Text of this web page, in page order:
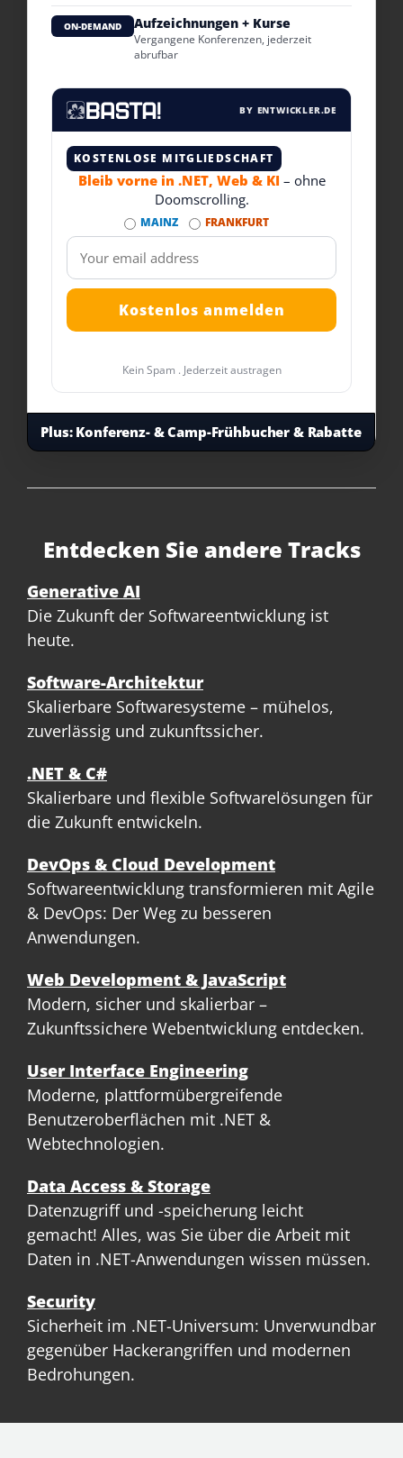
ON-DEMAND Aufzeichnungen + Kurse
Vergangene Konferenzen, jederzeit
abrufbar
BY ENTWICKLER.DE
KOSTENLOSE MITGLIEDSCHAFT
Bleib vorne in .NET, Web & KI – ohne
Doomscrolling.
MAINZ FRANKFURT
Kein Spam . Jederzeit austragen
Plus:Konferenz- & Camp-Frühbucher & Rabatte
Entdecken Sie andere Tracks
Generative AI
Die Zukunft der Softwareentwicklung ist
heute.
Software-Architektur
Skalierbare Softwaresysteme – mühelos,
zuverlässig und zukunftssicher.
.NET & C#
Skalierbare und flexible Softwarelösungen für
die Zukunft entwickeln.
DevOps & Cloud Development
Softwareentwicklung transformieren mit Agile
& DevOps: Der Weg zu besseren
Anwendungen.
Web Development & JavaScript
Modern, sicher und skalierbar –
Zukunftssichere Webentwicklung entdecken.
User Interface Engineering
Moderne, plattformübergreifende
Benutzeroberflächen mit .NET &
Webtechnologien.
Data Access & Storage
Datenzugriff und -speicherung leicht
gemacht! Alles, was Sie über die Arbeit mit
Daten in .NET-Anwendungen wissen müssen.
Security
Sicherheit im .NET-Universum: Unverwundbar
gegenüber Hackerangriffen und modernen
Bedrohungen.